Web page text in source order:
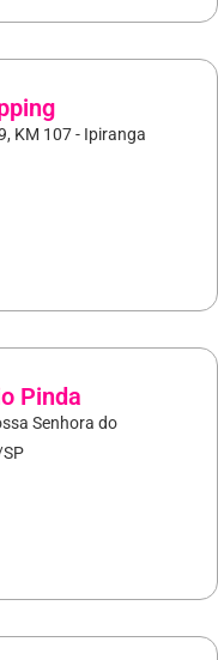
KM 107 - Ipiranga
Pinda
Senhora do